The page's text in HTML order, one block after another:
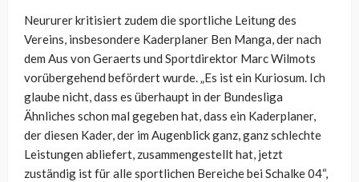
Neururer kritisiert zudem die sportliche Leitung des
Vereins, insbesondere Kaderplaner Ben Manga, der nach
dem Aus von Geraerts und Sportdirektor Marc Wilmots
vorübergehend befördert wurde. „Es ist ein Kuriosum. Ich
glaube nicht, dass es überhaupt in der Bundesliga
Ähnliches schon mal gegeben hat, dass ein Kaderplaner,
der diesen Kader, der im Augenblick ganz, ganz schlechte
Leistungen abliefert, zusammengestellt hat, jetzt
zuständig ist für alle sportlichen Bereiche bei Schalke 04“,